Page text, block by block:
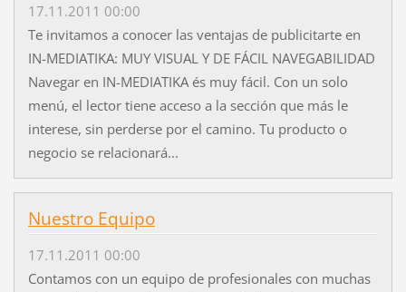
17.11.2011 00:00
Te invitamos a conocer las ventajas de publicitarte en
IN-MEDIATIKA: MUY VISUAL Y DE FÁCIL NAVEGABILIDAD
Navegar en IN-MEDIATIKA és muy fácil. Con un solo
menú, el lector tiene acceso a la sección que más le
interese, sin perderse por el camino. Tu producto o
negocio se relacionará...
Nuestro Equipo
17.11.2011 00:00
Contamos con un equipo de profesionales con muchas